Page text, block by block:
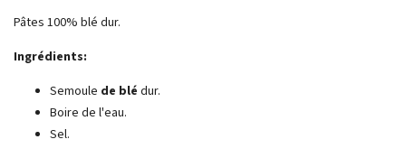
Pâtes 100% blé dur.
Ingrédients:
Semoule de blé dur.
Boire de l'eau.
Sel.